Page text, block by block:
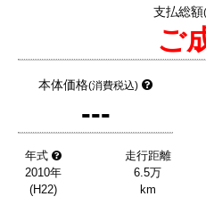
支払総額
ご
本体価格(消費税込)
---
年式
2010年
(H22)
走行距離
6.5万
km